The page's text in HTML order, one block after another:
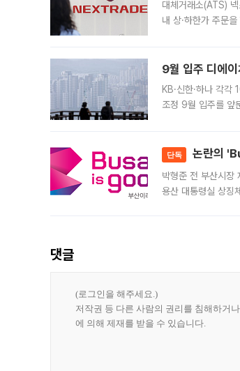
대체거래소(ATS)
내 상·하한가 주문
9월 입주 디에
KB·신한·하나 각
조정 9월 입주를 앞
단독 논란의
박형준 전 부산시장
용산 대통령실 상징
댓글